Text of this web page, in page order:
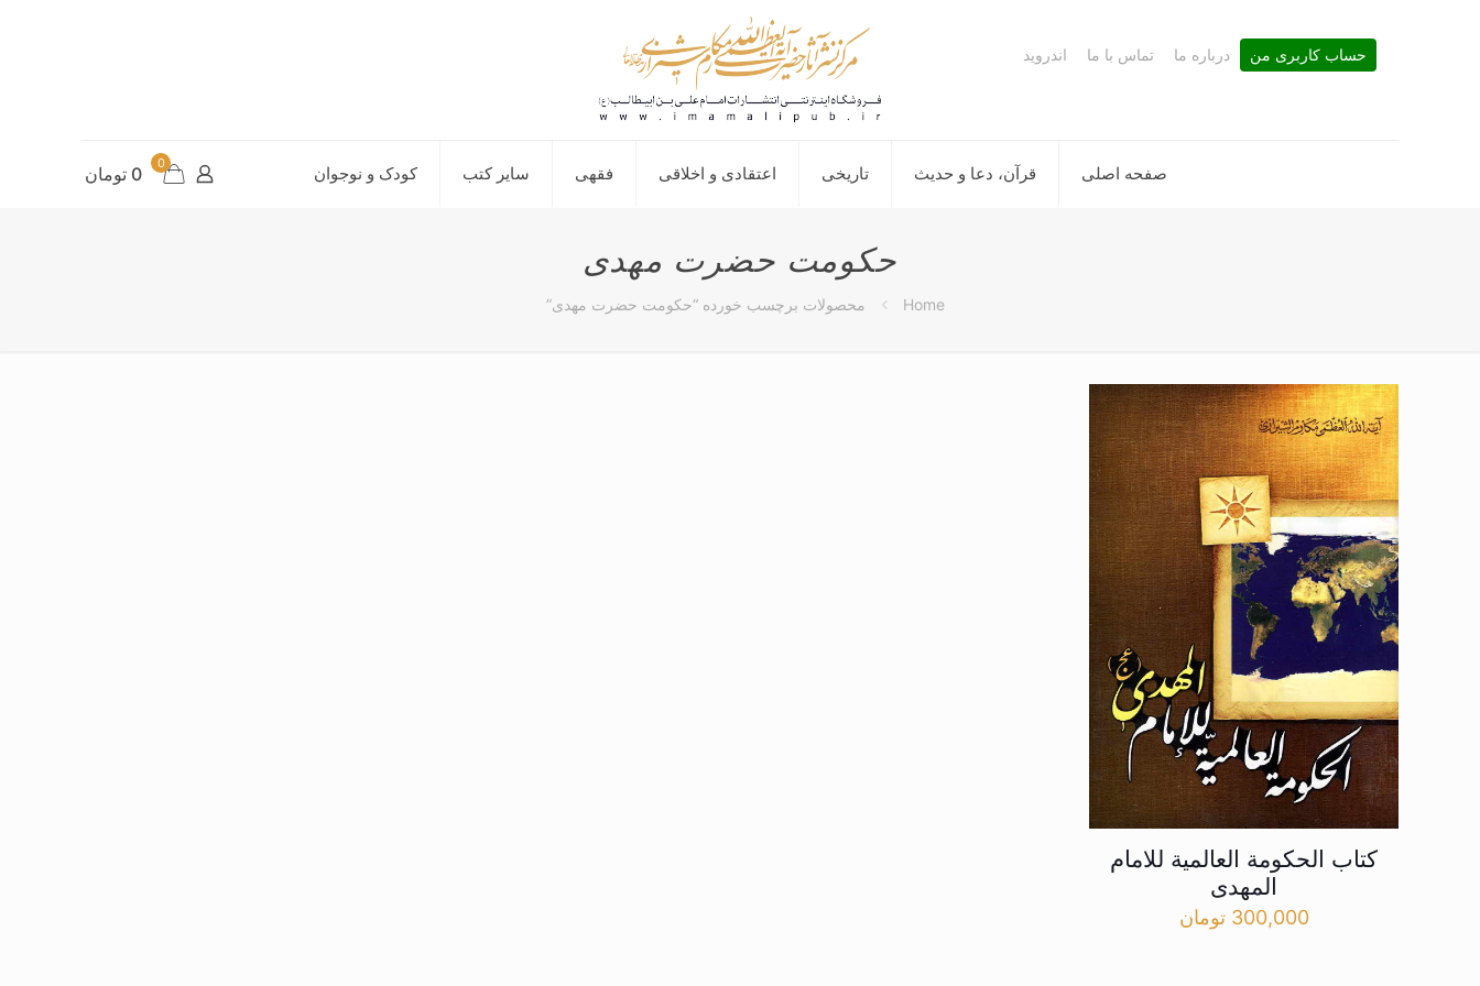
صفحه اصلی قرآن، دعا و حدیث تاریخی اعتقادی و اخلاقی فقهی سایر کتب کودک و نوجوان
حساب کاربری من درباره ما تماس با ما اندروید
0 0 تومان
حکومت حضرت مهدی
Home محصولات برچسب خورده “حکومت حضرت مهدی”
کتاب الحکومة العالمیة للامام
المهدی
300,000 تومان